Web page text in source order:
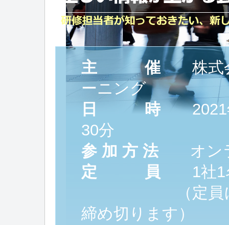
主 催株式会
ーニング
日 時2021年
30分
参 加 方 法オンラ
定 員 1社1
（定員になり
締め切ります）